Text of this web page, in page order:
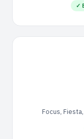
✓
Focus,